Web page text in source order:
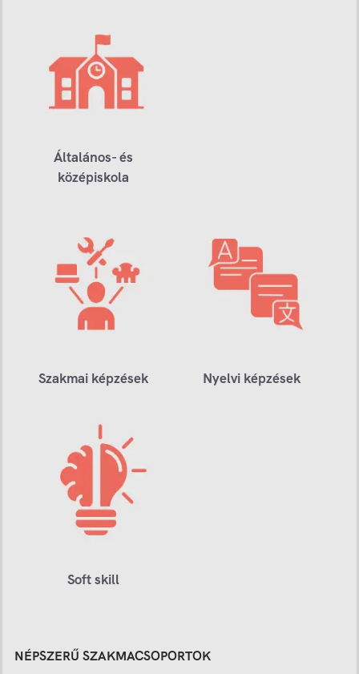
Általános- és
középiskola
Szakmai képzések Nyelvi képzések
Soft skill
NÉPSZERŰ SZAKMACSOPORTOK